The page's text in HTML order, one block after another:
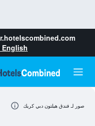
صور لـ فندق هيلتون دبي كريك